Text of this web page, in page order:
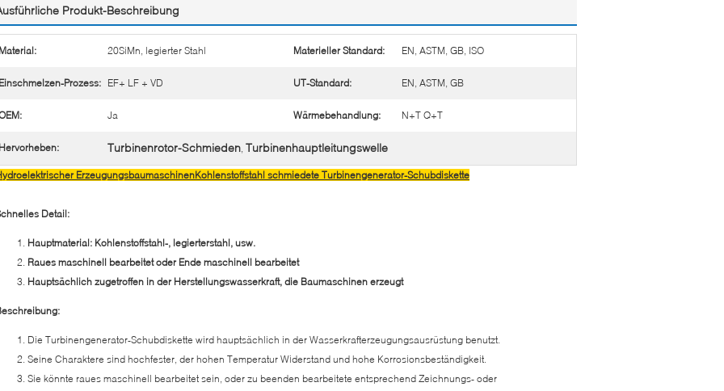
Produkt-Beschreibung
Material: 20SiMn, legierter Stahl Materieller Standard: EN, ASTM, GB, ISO
Einschmelzen-Prozess: EF+ LF + VD UT-Standard: EN, ASTM, GB
Ja Wärmebehandlung: N+T Q+T
Hervorheben: Turbinenrotor-Schmieden, Turbinenhauptleitungswelle
ErzeugungsbaumaschinenKohlenstoffstahl schmiedete Turbinengenerator-Schubdiskette
Detail:
Hauptmaterial: Kohlenstoffstahl-, legierterstahl, usw.
Raues maschinell bearbeitet oder Ende maschinell bearbeitet
Hauptsächlich zugetroffen in der Herstellungswasserkraft, die Baumaschinen erzeugt
Die Turbinengenerator-Schubdiskette wird hauptsächlich in der Wasserkrafterzeugungsausrüstung benutzt.
Seine Charaktere sind hochfester, der hohen Temperatur Widerstand und hohe Korrosionsbeständigkeit.
Sie könnte raues maschinell bearbeitet sein, oder zu beenden bearbeitete entsprechend Zeichnungs- oder